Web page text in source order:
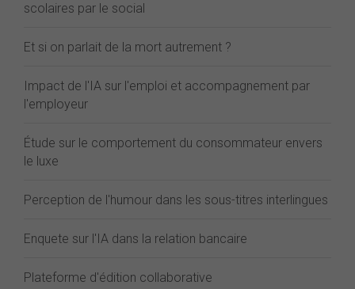
scolaires par le social
Et si on parlait de la mort autrement ?
Impact de l'IA sur l'emploi et accompagnement par
l'employeur
Étude sur le comportement du consommateur envers
le luxe
Perception de l'humour dans les sous-titres interlingues
Enquete sur l'IA dans la relation bancaire
Plateforme d'édition collaborative